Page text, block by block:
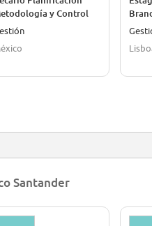
y Control
Gestión
Santander